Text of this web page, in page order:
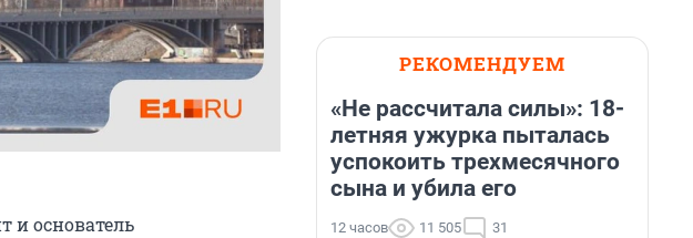
и основатель
РЕКОМЕНДУЕМ
«Не рассчитала силы»: 18-
летняя ужурка пыталась
успокоить трехмесячного
сына и убила его
12 часов 11 505 31